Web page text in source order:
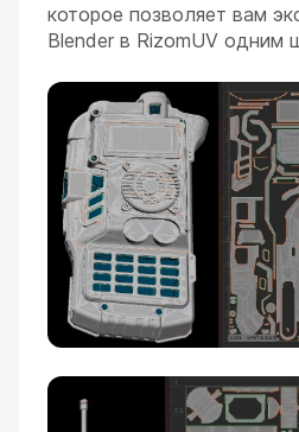
которое позволяет вам
Blender в RizomUV одним